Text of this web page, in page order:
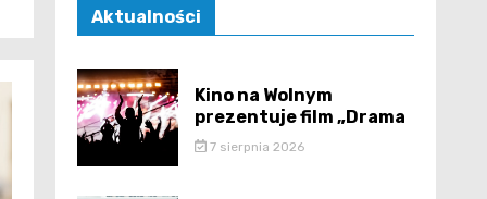
Aktualności
Kino na Wolnym
prezentuje film „Drama
7 sierpnia 2026